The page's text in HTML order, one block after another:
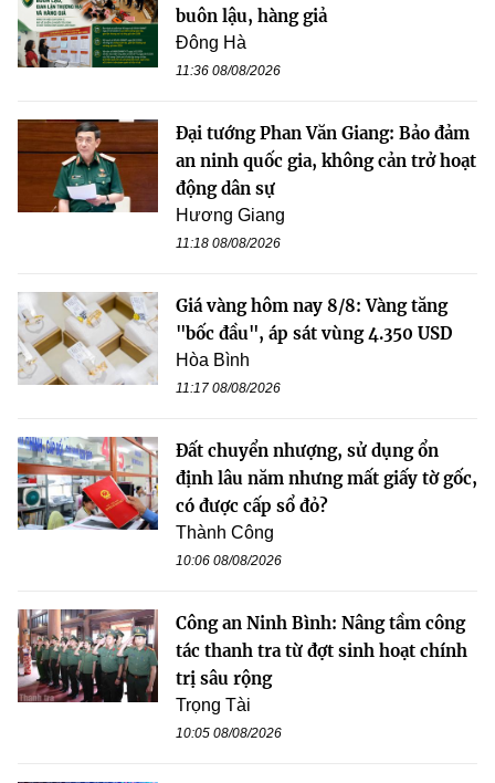
buôn lậu, hàng giả
Đông Hà
11:36 08/08/2026
Đại tướng Phan Văn Giang: Bảo đảm
an ninh quốc gia, không cản trở hoạt
động dân sự
Hương Giang
11:18 08/08/2026
Giá vàng hôm nay 8/8: Vàng tăng
"bốc đầu", áp sát vùng 4.350 USD
Hòa Bình
11:17 08/08/2026
Đất chuyển nhượng, sử dụng ổn
định lâu năm nhưng mất giấy tờ gốc,
có được cấp sổ đỏ?
Thành Công
10:06 08/08/2026
Công an Ninh Bình: Nâng tầm công
tác thanh tra từ đợt sinh hoạt chính
trị sâu rộng
Trọng Tài
10:05 08/08/2026